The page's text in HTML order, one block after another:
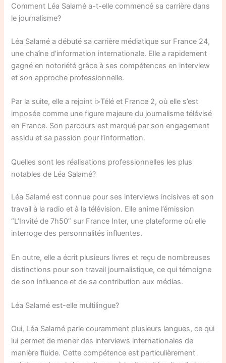
Comment Léa Salamé a-t-elle commencé sa carrière dans
le journalisme?
Léa Salamé a débuté sa carrière médiatique sur France 24,
une chaîne d’information internationale. Elle a rapidement
gagné en notoriété grâce à ses compétences en interview
et son approche professionnelle.
Par la suite, elle a rejoint i>Télé et France 2, où elle s’est
imposée comme une figure majeure du journalisme télévisé
en France. Son parcours est marqué par son engagement
assidu et sa passion pour l’information.
Quelles sont les réalisations professionnelles les plus
notables de Léa Salamé?
Léa Salamé est connue pour ses interviews incisives et son
travail à la radio et à la télévision. Elle anime l’émission
“L’Invité de 7h50” sur France Inter, une plateforme où elle
interroge des personnalités influentes.
En outre, elle a écrit plusieurs livres et reçu de nombreuses
distinctions pour son travail journalistique, ce qui témoigne
de son influence et de sa contribution aux médias.
Léa Salamé est-elle multilingue?
Oui, Léa Salamé parle couramment plusieurs langues, ce qui
lui permet de mener des interviews internationales de
manière fluide. Cette compétence est particulièrement